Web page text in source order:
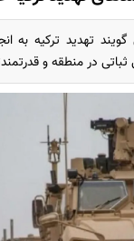
تهدید ترکیه به
در منطقه و